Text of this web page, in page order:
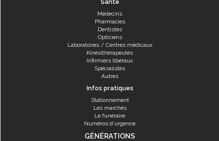
Santé
Médecins
Pharmacies
Dentistes
Opticiens
Laboratoires / Centres médicaux
Kinésithérapeutes
Infirmiers libéraux
Spécialistes
Autres
Infos pratiques
Stationnement
Les marchés
Le funéraire
Numéros d'urgence
GÉNÉRATIONS